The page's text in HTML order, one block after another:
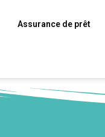
Assurance de prêt